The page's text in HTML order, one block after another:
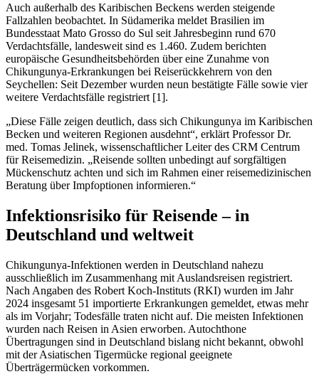
Auch außerhalb des Karibischen Beckens werden steigende
Fallzahlen beobachtet. In Südamerika meldet Brasilien im
Bundesstaat Mato Grosso do Sul seit Jahresbeginn rund 670
Verdachtsfälle, landesweit sind es 1.460. Zudem berichten
europäische Gesundheitsbehörden über eine Zunahme von
Chikungunya-Erkrankungen bei Reiserückkehrern von den
Seychellen: Seit Dezember wurden neun bestätigte Fälle sowie vier
weitere Verdachtsfälle registriert [1].
„Diese Fälle zeigen deutlich, dass sich Chikungunya im Karibischen
Becken und weiteren Regionen ausdehnt“, erklärt Professor Dr.
med. Tomas Jelinek, wissenschaftlicher Leiter des CRM Centrum
für Reisemedizin. „Reisende sollten unbedingt auf sorgfältigen
Mückenschutz achten und sich im Rahmen einer reisemedizinischen
Beratung über Impfoptionen informieren.“
Infektionsrisiko für Reisende – in
Deutschland und weltweit
Chikungunya-Infektionen werden in Deutschland nahezu
ausschließlich im Zusammenhang mit Auslandsreisen registriert.
Nach Angaben des Robert Koch-Instituts (RKI) wurden im Jahr
2024 insgesamt 51 importierte Erkrankungen gemeldet, etwas mehr
als im Vorjahr; Todesfälle traten nicht auf. Die meisten Infektionen
wurden nach Reisen in Asien erworben. Autochthone
Übertragungen sind in Deutschland bislang nicht bekannt, obwohl
mit der Asiatischen Tigermücke regional geeignete
Überträgermücken vorkommen.